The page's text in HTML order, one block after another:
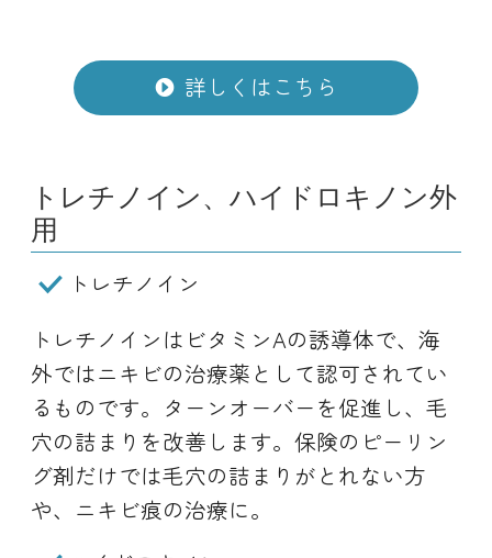
詳しくはこちら
トレチノイン、ハイドロキノン外
用
トレチノイン
トレチノインはビタミンAの誘導体で、海
外ではニキビの治療薬として認可されてい
るものです。ターンオーバーを促進し、毛
穴の詰まりを改善します。保険のピーリン
グ剤だけでは毛穴の詰まりがとれない方
や、ニキビ痕の治療に。